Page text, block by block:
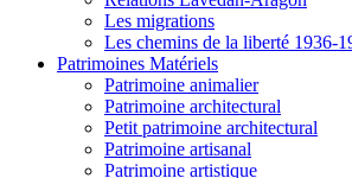
Les migrations
Les chemins de la liberté 1936-
Patrimoines Matériels
Patrimoine animalier
Patrimoine architectural
Petit patrimoine architectural
Patrimoine artisanal
Patrimoine artistique